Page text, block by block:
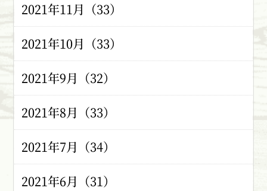
2021年11月（33）
2021年10月（33）
2021年9月（32）
2021年8月（33）
2021年7月（34）
2021年6月（31）